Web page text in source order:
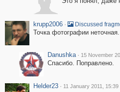
krupp2006 · Discussed
Точка фотографии
Danushka · 15 November
Спасибо. Поправлено.
Helder23 · 11 January 2011, 15:39